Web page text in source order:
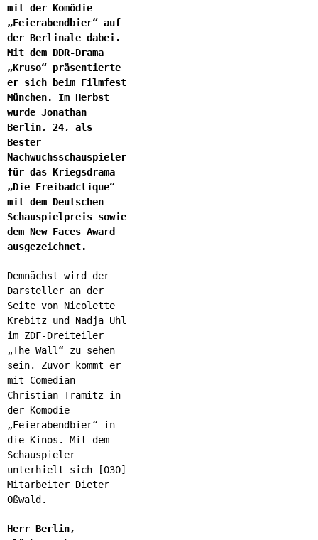
mit der Komödie
„Feierabendbier“ auf
der Berlinale dabei.
Mit dem DDR-Drama
„Kruso“ präsentierte
er sich beim Filmfest
München. Im Herbst
wurde Jonathan
Berlin, 24, als
Bester
Nachwuchsschauspieler
für das Kriegsdrama
„Die Freibadclique“
mit dem Deutschen
Schauspielpreis sowie
dem New Faces Award
ausgezeichnet.
Demnächst wird der
Darsteller an der
Seite von Nicolette
Krebitz und Nadja Uhl
im ZDF-Dreiteiler
„The Wall“ zu sehen
sein. Zuvor kommt er
mit Comedian
Christian Tramitz in
der Komödie
„Feierabendbier“ in
die Kinos. Mit dem
Schauspieler
unterhielt sich [030]
Mitarbeiter Dieter
Oßwald.
Herr Berlin,